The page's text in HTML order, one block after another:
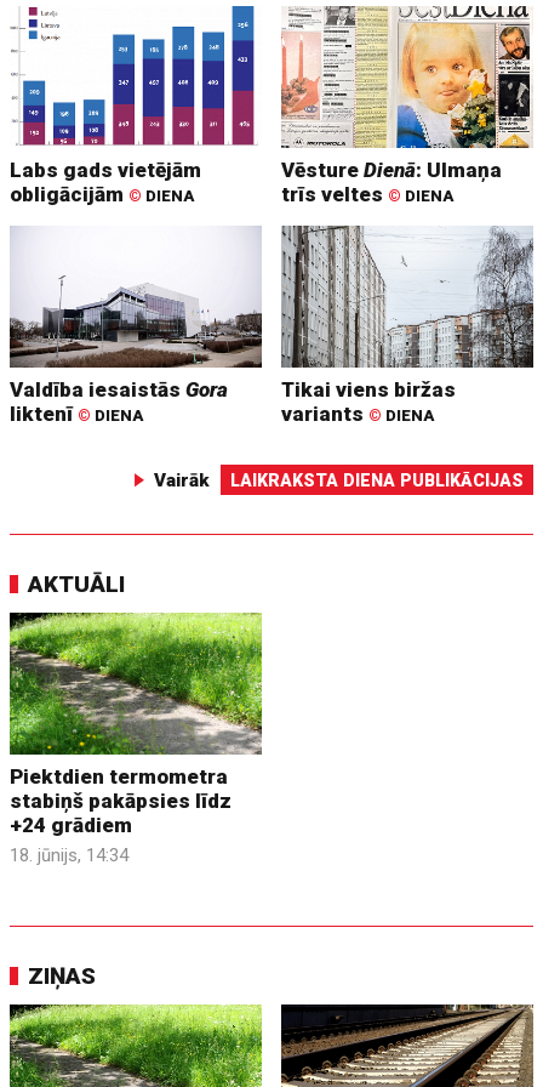
Labs gads vietējām
obligācijām © DIENA
VēstureDienā: Ulmaņa
trīs veltes © DIENA
Valdība iesaistāsGora
liktenī © DIENA
Tikai viens biržas
variants © DIENA
Vairāk LAIKRAKSTA DIENA PUBLIKĀCIJAS
AKTUĀLI
Piektdien termometra
stabiņš pakāpsies līdz
+24 grādiem
18. jūnijs, 14:34
ZIŅAS